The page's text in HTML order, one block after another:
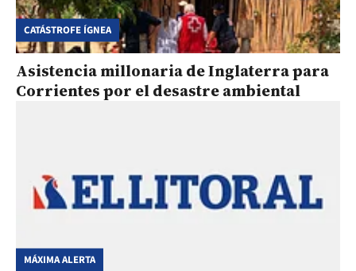
CATÁSTROFE ÍGNEA
Asistencia millonaria de Inglaterra para
Corrientes por el desastre ambiental
MÁXIMA ALERTA